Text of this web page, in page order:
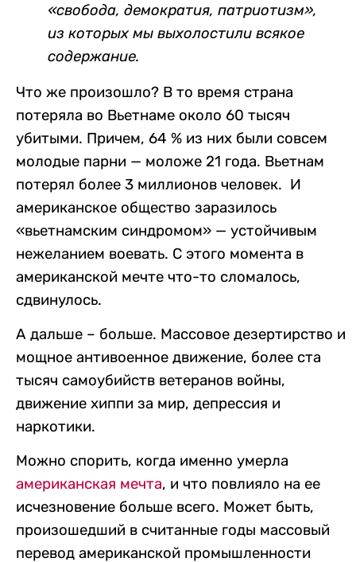
«свобода, демократия, патриотизм»,
из которых мы выхолостили всякое
содержание.
Что же произошло? В то время страна
потеряла во Вьетнаме около 60 тысяч
убитыми. Причем, 64 % из них были совсем
молодые парни — моложе 21 года. Вьетнам
потерял более 3 миллионов человек. И
американское общество заразилось
«вьетнамским синдромом» — устойчивым
нежеланием воевать. С этого момента в
американской мечте что-то сломалось,
сдвинулось.
А дальше – больше. Массовое дезертирство и
мощное антивоенное движение, более ста
тысяч самоубийств ветеранов войны,
движение хиппи за мир, депрессия и
наркотики.
Можно спорить, когда именно умерла
американская мечта, и что повлияло на ее
исчезновение больше всего. Может быть,
произошедший в считанные годы массовый
перевод американской промышленности